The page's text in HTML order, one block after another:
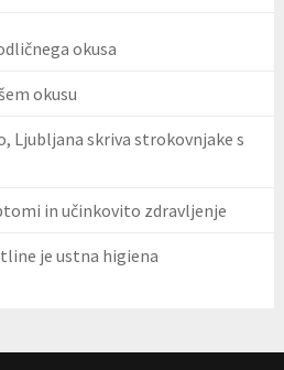
okusa
okusu
Ljubljana skriva strokovnjake s
in učinkovito zdravljenje
je ustna higiena